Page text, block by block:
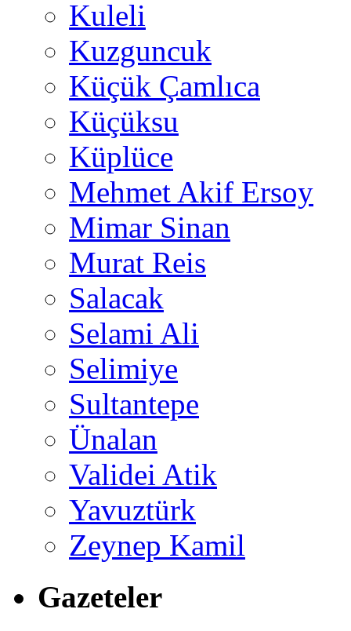
Kuleli
Kuzguncuk
Küçük Çamlıca
Küçüksu
Küplüce
Mehmet Akif Ersoy
Mimar Sinan
Murat Reis
Salacak
Selami Ali
Selimiye
Sultantepe
Ünalan
Validei Atik
Yavuztürk
Zeynep Kamil
Gazeteler